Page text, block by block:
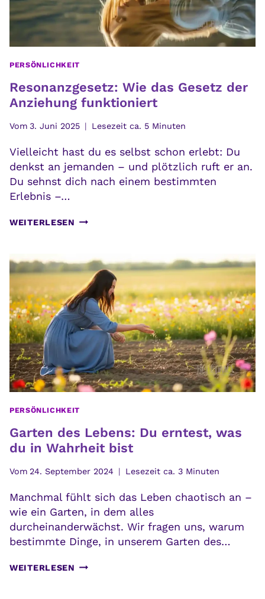
PERSÖNLICHKEIT
Resonanzgesetz: Wie das Gesetz der
Anziehung funktioniert
Vom 3. Juni 2025 Lesezeit ca. 5 Minuten
Vielleicht hast du es selbst schon erlebt: Du
denkst an jemanden – und plötzlich ruft er an.
Du sehnst dich nach einem bestimmten
Erlebnis –…
WEITERLESEN RESONANZGESETZ:
GESETZ
DER
ANZIEHUNG
FUNKTIONIERT
PERSÖNLICHKEIT
Garten des Lebens: Du erntest, was
du in Wahrheit bist
Vom 24. September 2024 Lesezeit ca. 3 Minuten
Manchmal fühlt sich das Leben chaotisch an –
wie ein Garten, in dem alles
durcheinanderwächst. Wir fragen uns, warum
bestimmte Dinge, in unserem Garten des…
WEITERLESEN GARTEN